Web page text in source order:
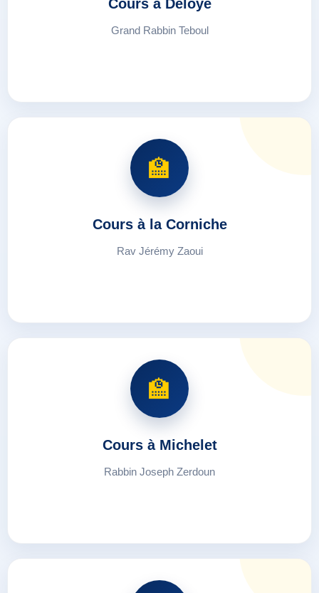
Cours à Deloye
Grand Rabbin Teboul
🏫
Cours à la Corniche
Rav Jérémy Zaoui
🏫
Cours à Michelet
Rabbin Joseph Zerdoun